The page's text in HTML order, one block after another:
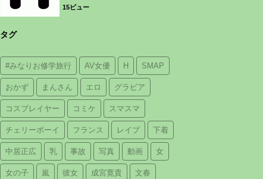
15ビュー
タグ
#みなりお修学旅行 AV女優 H SMAP
おかず まんさん エロ グラビア
コスプレイヤー コミケ スマスマ
チェリーボーイ フランス レイプ 下着
中居正広 乳 事故 写真 動画 女
女の子 嵐 彼女 成宮寛貴 文春